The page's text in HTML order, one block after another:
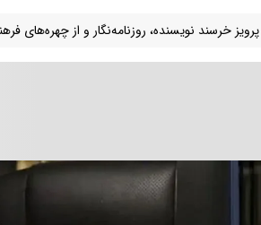
پرویز خرسند نویسنده، روزنامه‌نگار و از چهره‌های